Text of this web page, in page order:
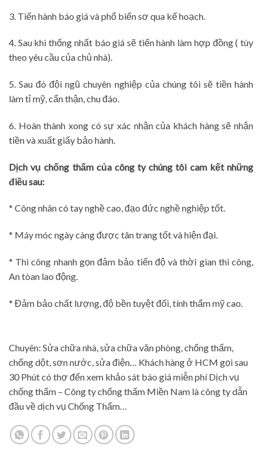
3. Tiến hành báo giá và phổ biến sơ qua kế hoạch.
4. Sau khi thống nhất báo giá sẽ tiến hành làm hợp đồng ( tùy
theo yêu cầu của chủ nhà).
5. Sau đó đội ngũ chuyên nghiệp của chúng tôi sẽ tiền hành
làm tỉ mỹ, cẩn thận, chu đáo.
6. Hoàn thành xong có sự xác nhận của khách hàng sẽ nhận
tiền và xuất giấy bảo hành.
Dịch vụ chống thấm của công ty chúng tôi cam kết những
điều sau:
* Công nhân có tay nghề cao, đạo đức nghề nghiệp tốt.
* Máy móc ngày càng được tân trang tốt và hiện đại.
* Thi công nhanh gọn đảm bảo tiến độ và thời gian thi công,
An tòan lao động.
* Đảm bảo chất lượng, độ bền tuyệt đối, tính thẩm mỹ cao.
Chuyên: Sửa chữa nhà, sửa chữa văn phòng, chống thấm,
chống dột, sơn nước, sửa điện… Khách hàng ở HCM gọi sau
30 Phút có thợ đến xem khảo sát báo giá miễn phí Dịch vụ
chống thấm – Công ty chống thấm Miền Nam là công ty dẫn
đầu về dịch vụ Chống Thấm…